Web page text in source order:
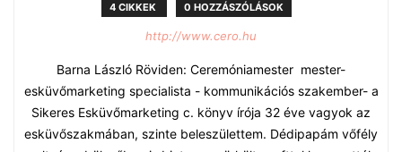
4 CIKKEK 0 HOZZÁSZÓLÁSOK
http://www.cero.hu
Barna László Röviden: Ceremóniamester mester-
esküvőmarketing specialista - kommunikációs szakember- a
Sikeres Esküvőmarketing c. könyv írója 32 éve vagyok az
esküvőszakmában, szinte beleszülettem. Dédipapám vőfély